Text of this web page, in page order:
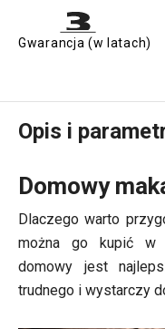
Gwarancja (w latach)
Opis i
Domowy
Dlaczego warto
można go kupić w
domowy jest
trudnego i wystarczy